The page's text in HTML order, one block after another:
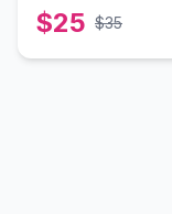
$25 $35